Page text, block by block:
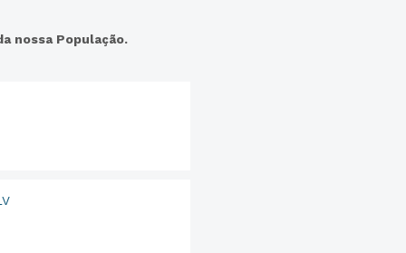
nossa População.